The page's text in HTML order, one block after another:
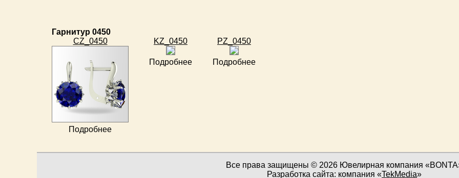
Гарнитур 0450
CZ_0450
Подробнее
KZ_0450
Подробнее
PZ_0450
Подробнее
Все права защищены © 2026 Ювелирная компания
Разработка сайта: компания «TekMedia»